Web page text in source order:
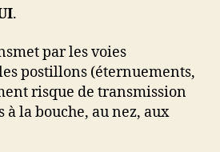
.
par les voies
postillons (éternuements,
risque de transmission
à la bouche, au nez, aux